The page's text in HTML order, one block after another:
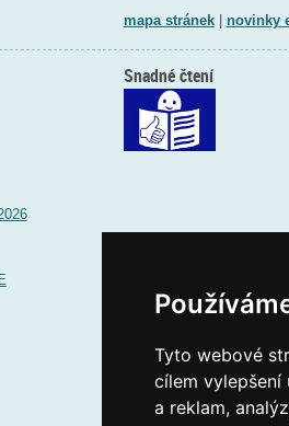
Tyto webové
cílem vylepšení
a reklam,
mapa stránek| novinky
Snadné čtení